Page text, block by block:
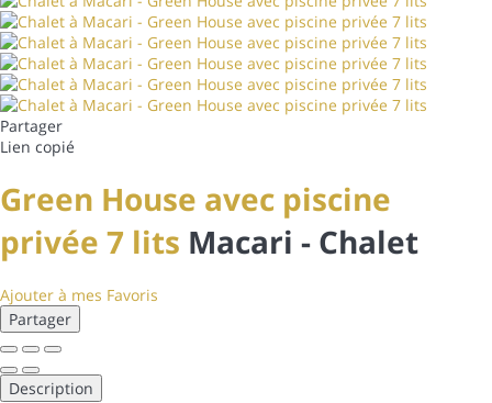
Partager
Lien copié
Green House avec piscine
privée 7 lits Macari - Chalet
Ajouter à mes Favoris
Partager
Description